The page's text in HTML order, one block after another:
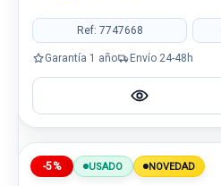
Ref: 7747668
Garantía 1 año Envío 24-48h
-5% USADO NOVEDAD